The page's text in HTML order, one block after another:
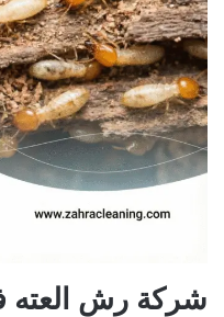
شركة رش العته